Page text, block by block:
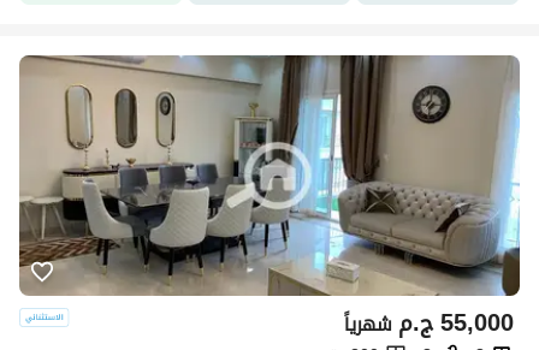
ج.م55,000 شهرياً